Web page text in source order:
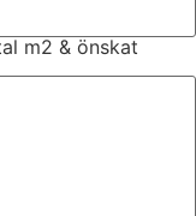
m2 & önskat